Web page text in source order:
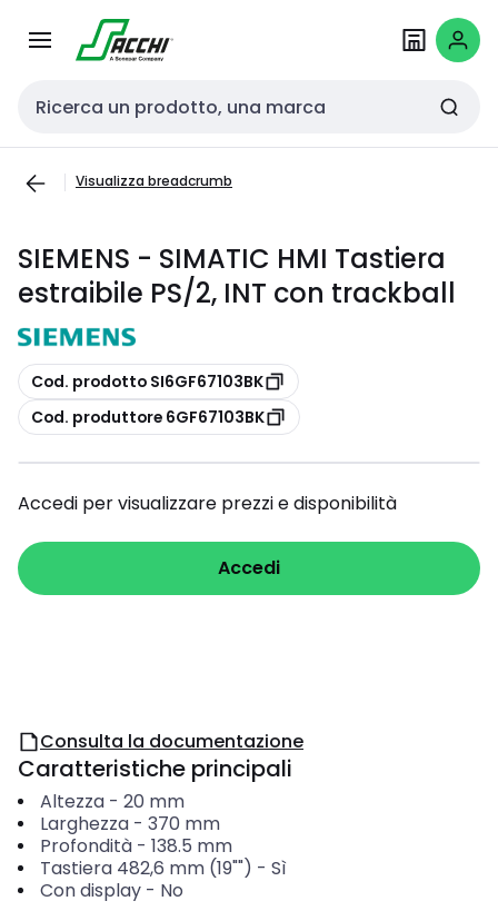
navigazionecontenuto
Cerca input
Visualizza breadcrumb
SIEMENS - SIMATIC HMI Tastiera
estraibile PS/2, INT con trackball
copia
Cod. prodotto SI6GF67103BK
copia
Cod. produttore 6GF67103BK
Accedi per visualizzare prezzi e disponibilità
Accedi
Consulta la documentazione
Caratteristiche principali
Altezza- 20 mm
Larghezza- 370 mm
Profondità- 138.5 mm
Tastiera 482,6 mm (19"") - Sì
Con display- No